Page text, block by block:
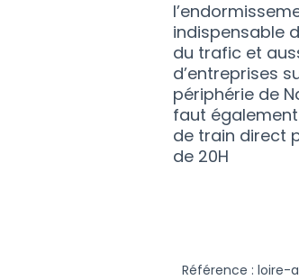
indispensable
du trafic et
d’entreprises
périphérie de
faut
de train direct
de 20H
Référence : loire-